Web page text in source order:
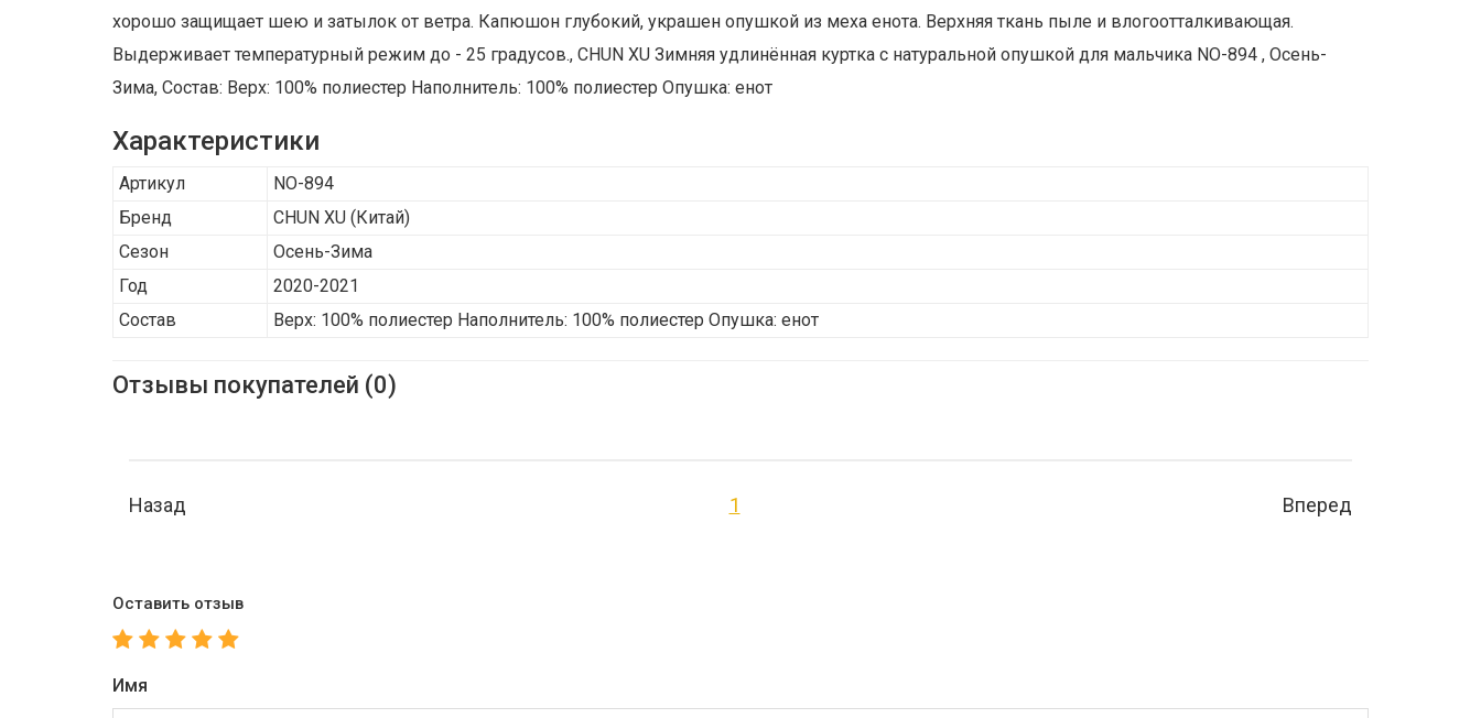
хорошо защищает шею и затылок от ветра. Капюшон глубокий, украшен опушкой из меха енота. Верхняя ткань пыле и влогоотталкивающая.
Выдерживает температурный режим до - 25 градусов., CHUN XU Зимняя удлинённая куртка с натуральной опушкой для мальчика NO-894 , Осень-
Зима, Состав: Верх: 100% полиестер Наполнитель: 100% полиестер Опушка: енот
Характеристики
Артикул
NO-894
Бренд
CHUN XU (Китай)
Сезон
Осень-Зима
Год
2020-2021
Состав
Верх: 100% полиестер Наполнитель: 100% полиестер Опушка: енот
Отзывы покупателей (0)
Назад 1 Вперед
Оставить отзыв
Имя